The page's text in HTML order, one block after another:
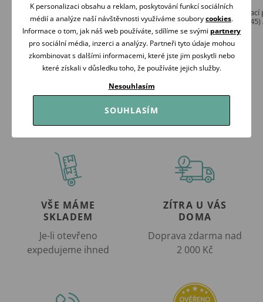
Albero Mio Přebalovací podložka měkká
profilovaná 70x47 (CP8) STARDUST
399 Kč
Skladem
Koupit
Albero Mio
profilovaná 70x47 (445)
399 Kč
Skladem
Koupit
VŠE MÁME
SKLADEM
Je-li otevřeno
expedujeme ihned
ZÍTRA U VÁS
DOMA
Doprava zdarma nad
2 000 Kč
K personalizaci obsahu a reklam, poskytování funkcí sociálních
médií a analýze naší návštěvnosti využíváme souborycookies.
Informace o tom, jak náš web používáte, sdílíme se svými partnery
pro sociální média, inzerci a analýzy. Partneři tyto údaje mohou
zkombinovat s dalšími informacemi, které jste jim poskytli nebo
které získali v důsledku toho, že používáte jejich služby.
Nesouhlasím
SOUHLASÍM